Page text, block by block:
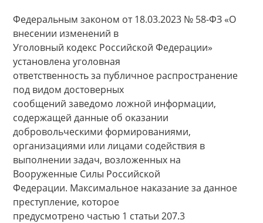
Федеральным законом от 18.03.2023 № 58-ФЗ «О
внесении изменений в
Уголовный кодекс Российской Федерации»
установлена уголовная
ответственность за публичное распространение
под видом достоверных
сообщений заведомо ложной информации,
содержащей данные об оказании
добровольческими формированиями,
организациями или лицами содействия в
выполнении задач, возложенных на
Вооруженные Силы Российской
Федерации. Максимальное наказание за данное
преступление, которое
предусмотрено частью 1 статьи 207.3